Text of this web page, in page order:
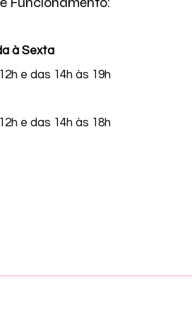
à Sexta
e das 14h às 19h
e das 14h às 18h